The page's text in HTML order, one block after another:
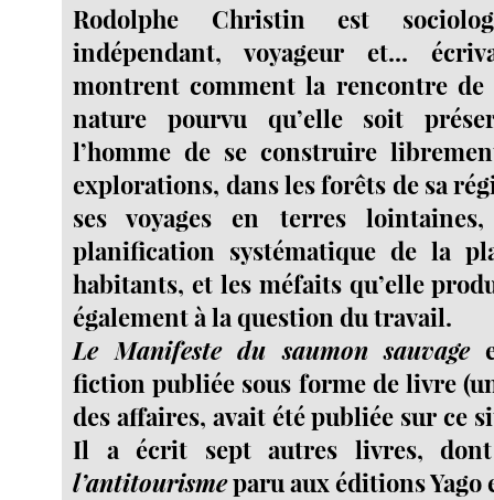
Rodolphe Christin est
indépendant, voyageur et...
montrent comment la rencontre de
nature pourvu qu’elle soit
l’homme de se construire
explorations, dans les forêts de sa
ses voyages en terres
planification systématique de la
habitants, et les méfaits qu’elle
également à la question du travail.
Le Manifeste du saumon sauvage
fiction publiée sous forme de livre
des affaires, avait été publiée sur ce
Il a écrit sept autres livres,
l’antitourismeparu aux éditions Yago